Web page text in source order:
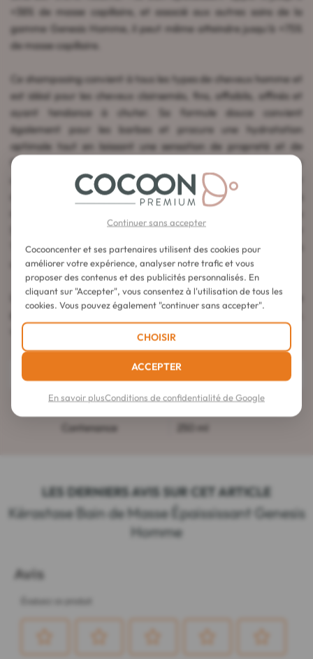
+38% de masse capillaire, et associé aux autres soins de la
gamme Genesis Homme, il peut même atteindre jusqu'à +75%
de masse capillaire.
Ce shampooing convient à tous les types de cheveux homme et
est idéal pour les cheveux clairsemés, fins, affaiblis, affinés et
ayant tendance à chuter. Sa formule douce convient
également pour les barbes et procure une hydratation
optimale tout en laissant une sensation de propreté et de
fraîcheur. Le mode d'application est simple : il suffit d'appliquer
une petite quantité sur cheveux mouillés, de masser
délicatement le cuir chevelu puis de rincer. Pour de meilleurs
Spray de Force Epaississant et/ou de la Cire d'Epaisseur
Texturisante Genesis Homme. Ce shampooing est destiné à un
usage fréquent et est disponible en flacon de 250 ml.
Le Bain de Masse Épaississant Genesis Homme Kérastase est le
partenaire idéal pour des cheveux d'apparence plus dense,
volumineux et résistants.
Code EAN
3474637077518
Contenance
LES DERNIERS AVIS SUR CET ARTICLE
Kérastase Bain de Masse Épaississant Genesis
Homme
Continuer sans accepter
Cocooncenter et ses partenaires utilisent des cookies pour
améliorer votre expérience, analyser notre trafic et vous
proposer des contenus et des publicités personnalisés. En
cliquant sur "Accepter", vous consentez à l'utilisation de tous les
cookies. Vous pouvez également "continuer sans accepter".
CHOISIR
ACCEPTER
En savoir plusConditions de confidentialité de Google